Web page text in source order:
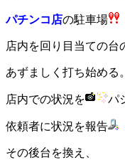
パチンコ店の駐車場
店内を回り目当ての台
あずましく打ち始める。
店内での状況を パ
依頼者に状況を報告
その後台を換え、